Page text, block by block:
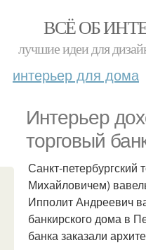
ВСЁ ОБ
лучшие идеи для
интерьер для дома
Интерьер
торговый
Санкт-
Михайловичем)
Ипполит Андреевич
банкирского дома в
банка заказали